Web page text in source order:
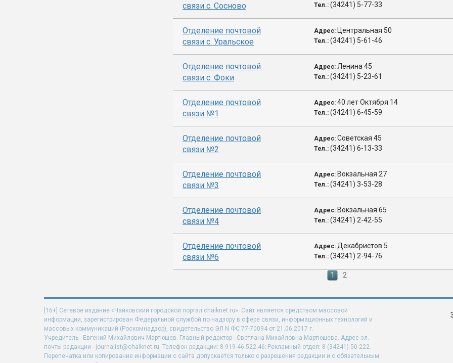
связи с. Сосново
Тел.: (34241) 5-77-33
Отделение почтовой
связи с. Уральское
Адрес: Центральная 50
Тел.: (34241) 5-61-46
Отделение почтовой
связи с. Фоки
Адрес: Ленина 45
Тел.: (34241) 5-23-61
Отделение почтовой
связи №1
Адрес: 40 лет Октября 14
Тел.: (34241) 6-45-59
Отделение почтовой
связи №2
Адрес: Советская 45
Тел.: (34241) 6-13-33
Отделение почтовой
связи №3
Адрес: Вокзальная 27
Тел.: (34241) 3-53-28
Отделение почтовой
связи №4
Адрес: Вокзальная 65
Тел.: (34241) 2-42-55
Отделение почтовой
связи №6
Адрес: Декабристов 5
Тел.: (34241) 2-94-76
1 2
[16+] Сетевое издание «Чайковский городской портал chaiknet.ru». Сайт является средством массовой
информации, зарегистрирован Федеральной службой по надзору в сфере связи, информационных технологий и
массовых коммуникаций (Роскомнадзор), свидетельство ЭЛ N ФС 77-70094 от 21.06.2017 г.
Учредитель - Евгений Михайлович Мартюшев. Главный редактор - Светлана Михайловна Мартюшева. Адрес эл.
почты редакции - journalist@chaiknet.ru. Телефон редакции: 8-919-46-522-46; Рекламный отдел: 8 (34241) 50-222.
Перепечатка или копирование информации с сайта допускается только с разрешения редакции и с обязательным